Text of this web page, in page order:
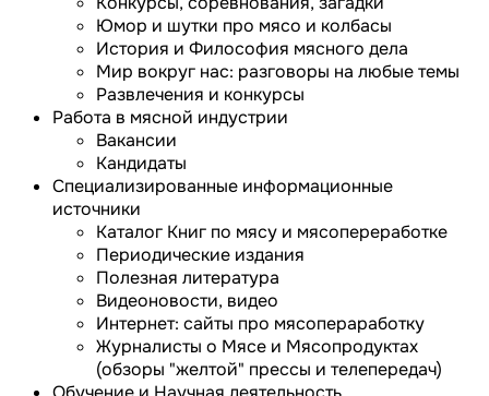
Юмор и шутки про мясо и колбасы
История и Философия мясного дела
Мир вокруг нас: разговоры на любые темы
Развлечения и конкурсы
Работа в мясной индустрии
Вакансии
Кандидаты
Специализированные информационные
источники
Каталог Книг по мясу и мясопереработке
Периодические издания
Полезная литература
Видеоновости, видео
Интернет: сайты про мясопераработку
Журналисты о Мясе и Мясопродуктах
(обзоры "желтой" прессы и телепередач)